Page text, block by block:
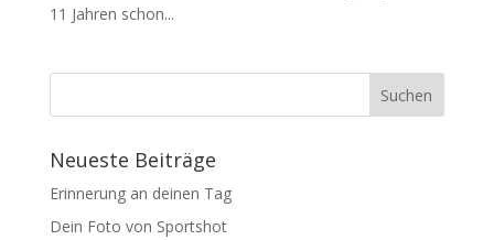
11 Jahren schon...
Neueste Beiträge
Erinnerung an deinen Tag
Dein Foto von Sportshot